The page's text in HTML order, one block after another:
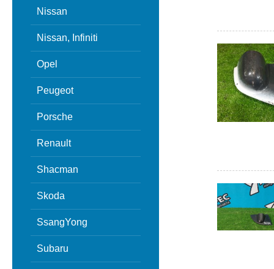
Nissan
Nissan, Infiniti
Opel
Peugeot
Porsche
Renault
Shacman
Skoda
SsangYong
Subaru